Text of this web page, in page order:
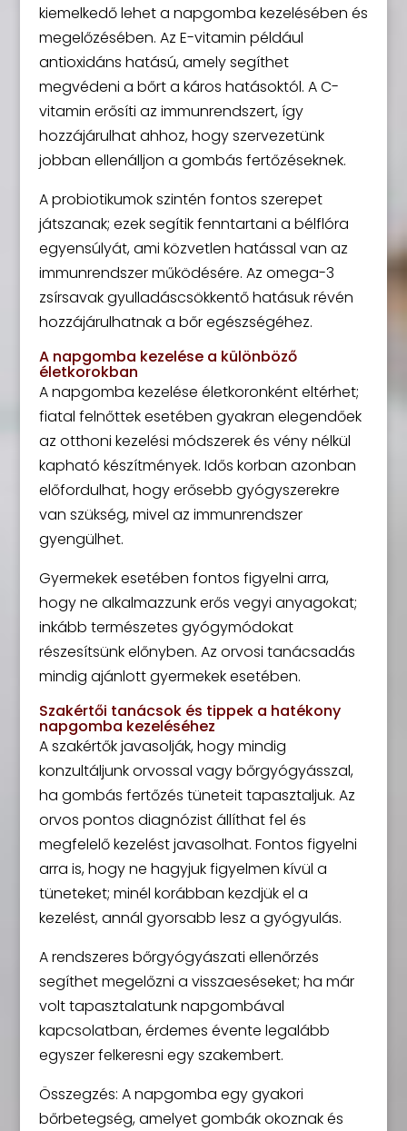
kiemelkedő lehet a napgomba kezelésében és
megelőzésében. Az E-vitamin például
antioxidáns hatású, amely segíthet
megvédeni a bőrt a káros hatásoktól. A C-
vitamin erősíti az immunrendszert, így
hozzájárulhat ahhoz, hogy szervezetünk
jobban ellenálljon a gombás fertőzéseknek.
A probiotikumok szintén fontos szerepet
játszanak; ezek segítik fenntartani a bélflóra
egyensúlyát, ami közvetlen hatással van az
immunrendszer működésére. Az omega-3
zsírsavak gyulladáscsökkentő hatásuk révén
hozzájárulhatnak a bőr egészségéhez.
A napgomba kezelése a különböző
életkorokban
A napgomba kezelése életkoronként eltérhet;
fiatal felnőttek esetében gyakran elegendőek
az otthoni kezelési módszerek és vény nélkül
kapható készítmények. Idős korban azonban
előfordulhat, hogy erősebb gyógyszerekre
van szükség, mivel az immunrendszer
gyengülhet.
Gyermekek esetében fontos figyelni arra,
hogy ne alkalmazzunk erős vegyi anyagokat;
inkább természetes gyógymódokat
részesítsünk előnyben. Az orvosi tanácsadás
mindig ajánlott gyermekek esetében.
Szakértői tanácsok és tippek a hatékony
napgomba kezeléséhez
A szakértők javasolják, hogy mindig
konzultáljunk orvossal vagy bőrgyógyásszal,
ha gombás fertőzés tüneteit tapasztaljuk. Az
orvos pontos diagnózist állíthat fel és
megfelelő kezelést javasolhat. Fontos figyelni
arra is, hogy ne hagyjuk figyelmen kívül a
tüneteket; minél korábban kezdjük el a
kezelést, annál gyorsabb lesz a gyógyulás.
A rendszeres bőrgyógyászati ellenőrzés
segíthet megelőzni a visszaeséseket; ha már
volt tapasztalatunk napgombával
kapcsolatban, érdemes évente legalább
egyszer felkeresni egy szakembert.
Összegzés: A napgomba egy gyakori
bőrbetegség, amelyet gombák okoznak és